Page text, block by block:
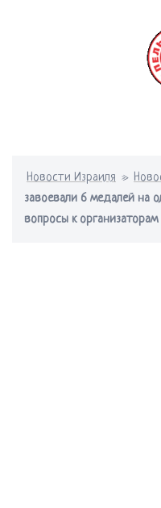
Новости Израиля »
завоевали 6 медалей на
вопросы к организаторам